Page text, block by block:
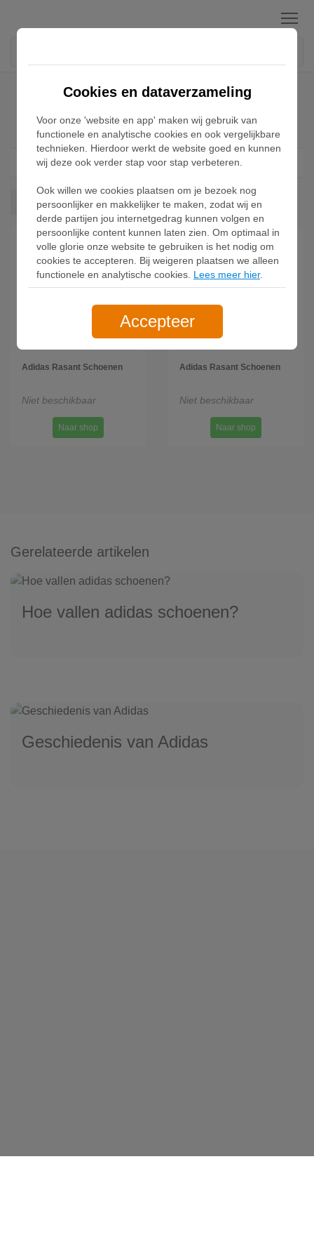
Menu
Home Adidas Rasant Sneakers
Adidas Rasant Sneakers
Filter 1
Rasant Wis alles
Adidas Rasant Schoenen
Niet beschikbaar
Naar shop
Adidas Rasant Schoenen
Niet beschikbaar
Naar shop
Gerelateerde artikelen
Hoe vallen adidas schoenen?
Geschiedenis van Adidas
Cookies en dataverzameling
Voor onze 'website en app' maken wij gebruik van
functionele en analytische cookies en ook vergelijkbare
technieken. Hierdoor werkt de website goed en kunnen
wij deze ook verder stap voor stap verbeteren.
Ook willen we cookies plaatsen om je bezoek nog
persoonlijker en makkelijker te maken, zodat wij en
derde partijen jou internetgedrag kunnen volgen en
persoonlijke content kunnen laten zien. Om optimaal in
volle glorie onze website te gebruiken is het nodig om
cookies te accepteren. Bij weigeren plaatsen we alleen
functionele en analytische cookies. Lees meer hier.
Accepteer